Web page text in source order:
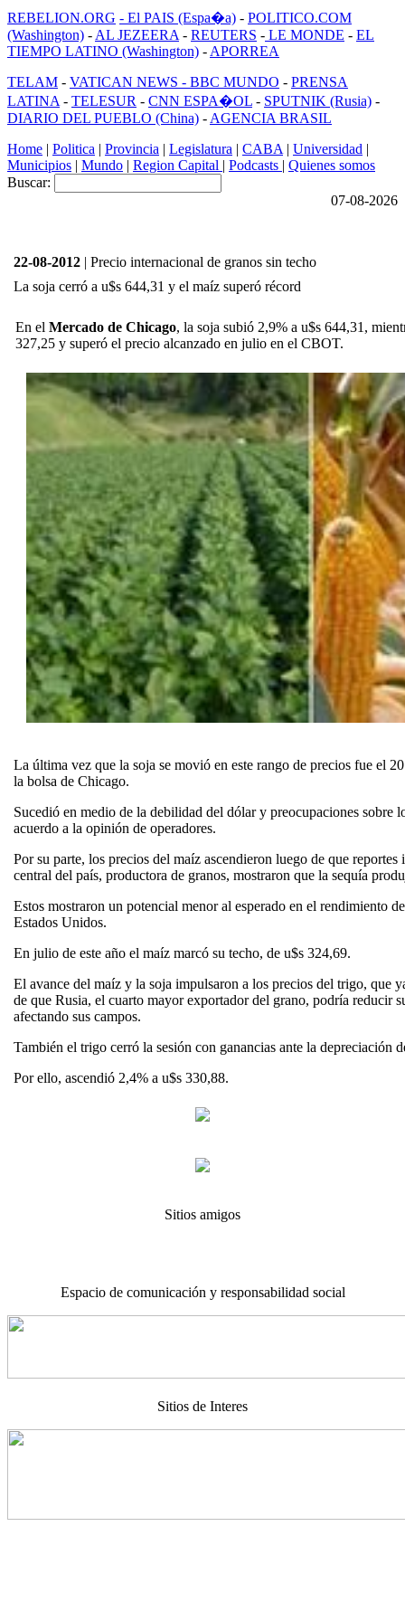
REBELION.ORG - El PAIS (Espa�a) - POLITICO.COM
(Washington) - AL JEZEERA - REUTERS - LE MONDE - EL
TIEMPO LATINO (Washington) - APORREA
TELAM - VATICAN NEWS - BBC MUNDO - PRENSA
LATINA - TELESUR - CNN ESPA�OL - SPUTNIK (Rusia) -
DIARIO DEL PUEBLO (China) - AGENCIA BRASIL
Home | Politica | Provincia | Legislatura | CABA | Universidad |
Municipios | Mundo | Region Capital | Podcasts | Quienes somos
Buscar:
07-08-2026
22-08-2012 | Precio internacional de granos sin techo
La soja cerró a u$s 644,31 y el maíz superó récord
En el Mercado de Chicago, la soja subió 2,9% a u$s 644,31,
327,25 y superó el precio alcanzado en julio en el CBOT.
La última vez que la soja se movió en este rango de precios fue el
la bolsa de Chicago.
Sucedió en medio de la debilidad del dólar y preocupaciones sobre
acuerdo a la opinión de operadores.
Por su parte, los precios del maíz ascendieron luego de que
central del país, productora de granos, mostraron que la sequía
Estos mostraron un potencial menor al esperado en el rendimiento
Estados Unidos.
En julio de este año el maíz marcó su techo, de u$s 324,69.
El avance del maíz y la soja impulsaron a los precios del trigo, que
de que Rusia, el cuarto mayor exportador del grano, podría reducir
afectando sus campos.
También el trigo cerró la sesión con ganancias ante la depreciación
Por ello, ascendió 2,4% a u$s 330,88.
Sitios amigos
Espacio de comunicación y responsabilidad social
Sitios de Interes